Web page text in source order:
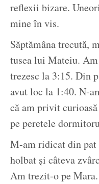
reflexii bizare.
mine în vis.
Săptămâna trecută,
tusea lui Mateiu.
trezesc la 3:15. Din
avut loc la 1:40. N-
că am privit
pe peretele
M-am ridicat din pat
holbat și câteva
Am trezit-o pe